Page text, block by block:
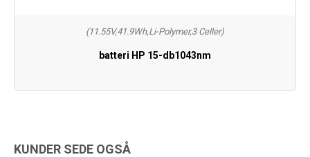
(11.55V,41.9Wh,Li-Polymer,3 Celler)
batteri HP 15-db1043nm
KUNDER SEDE OGSÅ